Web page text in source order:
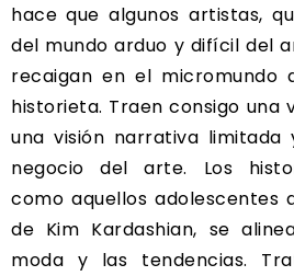
hace que algunos artistas,
del mundo arduo y difícil del
recaigan en el
historieta. Traen consigo una
una visión narrativa limitada
negocio del arte. Los
como aquellos adolescentes
de Kim Kardashian, se
moda y las tendencias.